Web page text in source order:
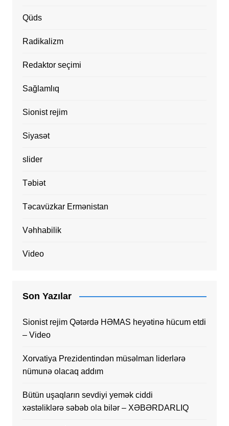
Qüds
Radikalizm
Redaktor seçimi
Sağlamlıq
Sionist rejim
Siyasət
slider
Təbiət
Təcavüzkar Ermənistan
Vəhhabilik
Video
Son Yazılar
Sionist rejim Qətərdə HƏMAS heyətinə hücum etdi
– Video
Xorvatiya Prezidentindən müsəlman liderlərə
nümunə olacaq addım
Bütün uşaqların sevdiyi yemək ciddi
xəstəliklərə səbəb ola bilər – XƏBƏRDARLIQ